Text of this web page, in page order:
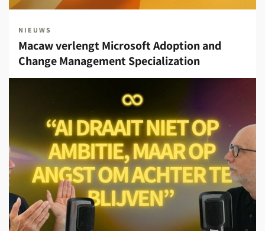
NIEUWS
Macaw verlengt Microsoft Adoption and
Change Management Specialization